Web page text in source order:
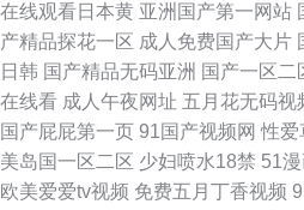
在线观看日本黄 亚洲国产第一网站
产精品探花一区 成人免费国产大片
日韩 国产精品无码亚洲 国产一区二
在线看 成人午夜网址 五月花无码视
国产屁屁第一页 91国产视频网 性爱
美岛国一区二区 少妇喷水18禁 51
欧美爱爱tv视频 免费五月丁香视频